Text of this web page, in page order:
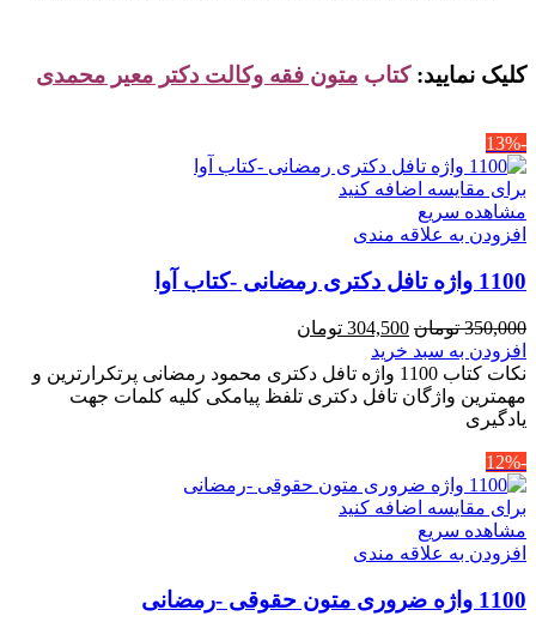
کلیک نمایید: کتاب متون فقه وکالت دکتر معیر محمدی
-13%
برای مقایسه اضافه کنید
مشاهده سریع
افزودن به علاقه مندی
1100 واژه تافل دکتری رمضانی -کتاب آوا
350,000 تومان قیمت
اصلی
350,000 تومان
بود.
304,500 تومان
304,500 تومان
است.
افزودن به سبد خرید
نکات کتاب 1100 واژه تافل دکتری محمود رمضانی پرتکرارترین و
مهمترین واژگان تافل دکتری تلفظ پیامکی کلیه کلمات جهت
یادگیری
-12%
برای مقایسه اضافه کنید
مشاهده سریع
افزودن به علاقه مندی
1100 واژه ضروری متون حقوقی -رمضانی